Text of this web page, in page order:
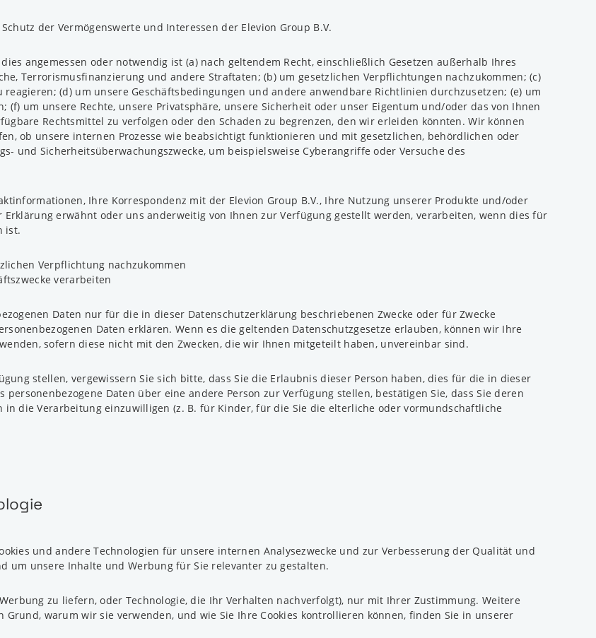
der Vermögenswerte und Interessen der Elevion Group B.V.
angemessen oder notwendig ist (a) nach geltendem Recht, einschließlich Gesetzen außerhalb Ihres
Terrorismusfinanzierung und andere Straftaten; (b) um gesetzlichen Verpflichtungen nachzukommen; (c)
(d) um unsere Geschäftsbedingungen und andere anwendbare Richtlinien durchzusetzen; (e) um
um unsere Rechte, unsere Privatsphäre, unsere Sicherheit oder unser Eigentum und/oder das von Ihnen
Rechtsmittel zu verfolgen oder den Schaden zu begrenzen, den wir erleiden könnten. Wir können
ob unsere internen Prozesse wie beabsichtigt funktionieren und mit gesetzlichen, behördlichen oder
und Sicherheitsüberwachungszwecke, um beispielsweise Cyberangriffe oder Versuche des
Ihre Korrespondenz mit der Elevion Group B.V., Ihre Nutzung unserer Produkte und/oder
erwähnt oder uns anderweitig von Ihnen zur Verfügung gestellt werden, verarbeiten, wenn dies für
ist.
Verpflichtung nachzukommen
verarbeiten
Daten nur für die in dieser Datenschutzerklärung beschriebenen Zwecke oder für Zwecke
Daten erklären. Wenn es die geltenden Datenschutzgesetze erlauben, können wir Ihre
sofern diese nicht mit den Zwecken, die wir Ihnen mitgeteilt haben, unvereinbar sind.
stellen, vergewissern Sie sich bitte, dass Sie die Erlaubnis dieser Person haben, dies für die in dieser
Daten über eine andere Person zur Verfügung stellen, bestätigen Sie, dass Sie deren
die Verarbeitung einzuwilligen (z. B. für Kinder, für die Sie die elterliche oder vormundschaftliche
und andere Technologien für unsere internen Analysezwecke und zur Verbesserung der Qualität und
um unsere Inhalte und Werbung für Sie relevanter zu gestalten.
zu liefern, oder Technologie, die Ihr Verhalten nachverfolgt), nur mit Ihrer Zustimmung. Weitere
warum wir sie verwenden, und wie Sie Ihre Cookies kontrollieren können, finden Sie in unserer